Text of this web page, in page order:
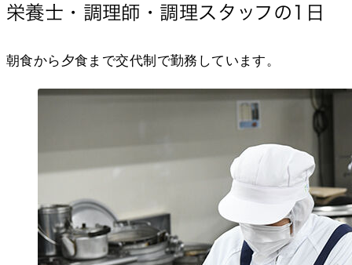
栄養士・調理師・調理スタッフの1日
朝食から夕食まで交代制で勤務しています。